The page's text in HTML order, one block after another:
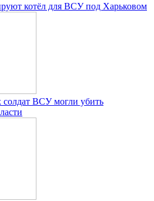
котёл для ВСУ под Харьковом
ВСУ могли убить